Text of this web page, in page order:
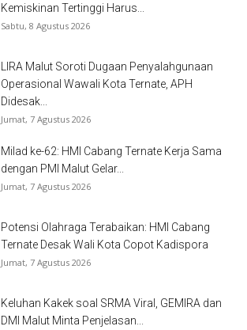
Kemiskinan Tertinggi Harus...
Sabtu, 8 Agustus 2026
LIRA Malut Soroti Dugaan Penyalahgunaan
Operasional Wawali Kota Ternate, APH
Didesak...
Jumat, 7 Agustus 2026
Milad ke-62: HMI Cabang Ternate Kerja Sama
dengan PMI Malut Gelar...
Jumat, 7 Agustus 2026
Potensi Olahraga Terabaikan: HMI Cabang
Ternate Desak Wali Kota Copot Kadispora
Jumat, 7 Agustus 2026
Keluhan Kakek soal SRMA Viral, GEMIRA dan
DMI Malut Minta Penjelasan...